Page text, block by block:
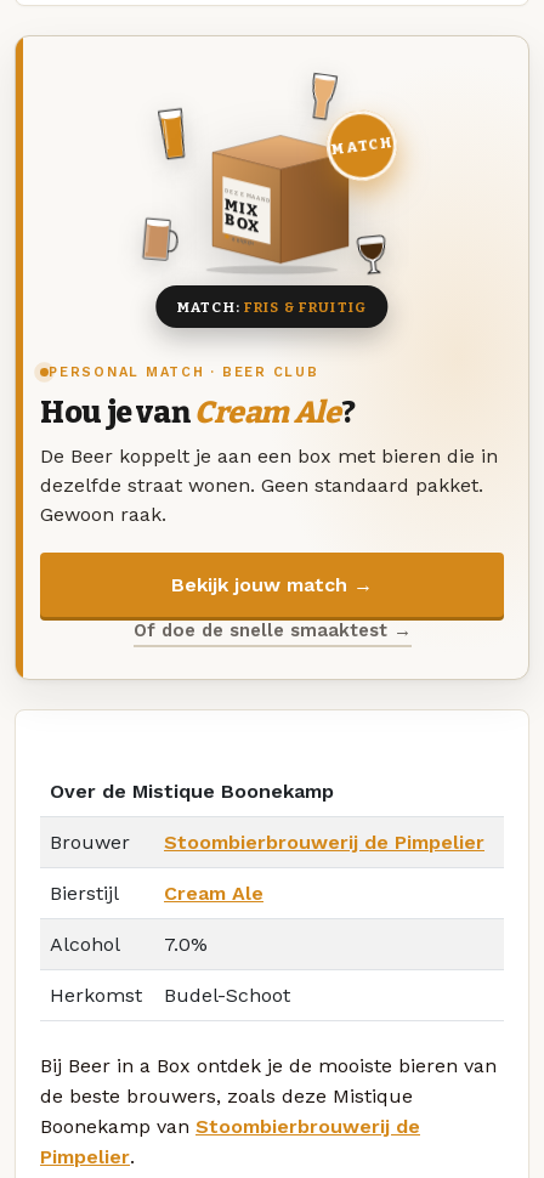
PERSONAL MATCH · BEER CLUB
Hou je vanCream Ale?
De Beer koppelt je aan een box met bieren die in
dezelfde straat wonen. Geen standaard pakket.
Gewoon raak.
Bekijk jouw match →
Of doe de snelle smaaktest →
DEZE MAAND
MIX
BOX
8 BIEREN
MATCH
MATCH: FRIS & FRUITIG
Over de Mistique Boonekamp
Brouwer Stoombierbrouwerij de Pimpelier
Bierstijl Cream Ale
Alcohol 7.0%
Herkomst Budel-Schoot
Bij Beer in a Box ontdek je de mooiste bieren van
de beste brouwers, zoals deze Mistique
Boonekamp van Stoombierbrouwerij de
Pimpelier.